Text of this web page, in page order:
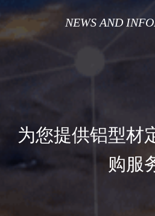
NEWS AND
为您提供铝型材
购服